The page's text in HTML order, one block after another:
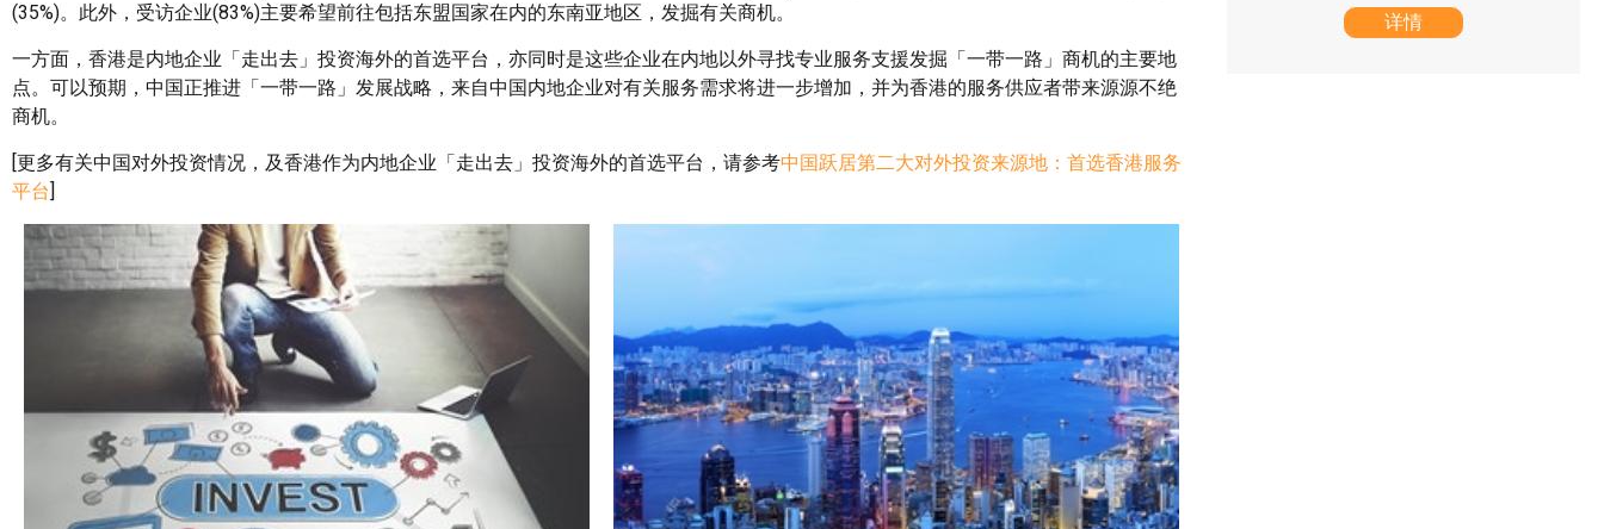
(35%)。此外，受访企业(83%)主要希望前往包括东盟国家在内的东南亚地区，发掘有关商机。
一方面，香港是内地企业「走出去」投资海外的首选平台，亦同时是这些企业在内地以外寻找专业服务支援发掘「一带一路」商机的主要地
点。可以预期，中国正推进「一带一路」发展战略，来自中国内地企业对有关服务需求将进一步增加，并为香港的服务供应者带来源源不绝
商机。
[更多有关中国对外投资情况，及香港作为内地企业「走出去」投资海外的首选平台，请参考中国跃居第二大对外投资来源地：首选香港服务
平台]
详情